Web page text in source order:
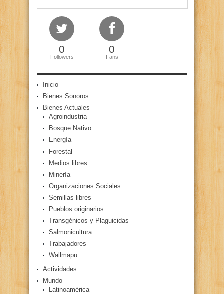
0
Followers
0
Fans
Inicio
Bienes Sonoros
Bienes Actuales
Agroindustria
Bosque Nativo
Energía
Forestal
Medios libres
Minería
Organizaciones Sociales
Semillas libres
Pueblos originarios
Transgénicos y Plaguicidas
Salmonicultura
Trabajadores
Wallmapu
Actividades
Mundo
Latinoamérica